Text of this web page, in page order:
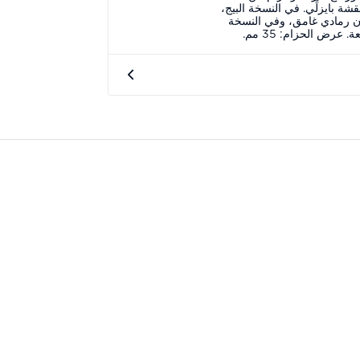
بايزلِّي. في النسخة البيج،
رمادي غامق، وفي النسخة
الحزام: 35 مم.